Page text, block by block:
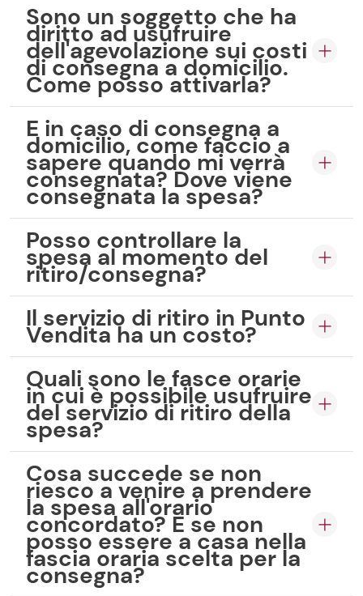
Sono un soggetto che ha
diritto ad usufruire
dell'agevolazione sui costi
di consegna a domicilio.
Come posso attivarla?
E in caso di consegna a
domicilio, come faccio a
sapere quando mi verrà
consegnata? Dove viene
consegnata la spesa?
Posso controllare la
spesa al momento del
ritiro/consegna?
Il servizio di ritiro in Punto
Vendita ha un costo?
Quali sono le fasce orarie
in cui è possibile usufruire
del servizio di ritiro della
spesa?
Cosa succede se non
riesco a venire a prendere
la spesa all'orario
concordato? E se non
posso essere a casa nella
fascia oraria scelta per la
consegna?